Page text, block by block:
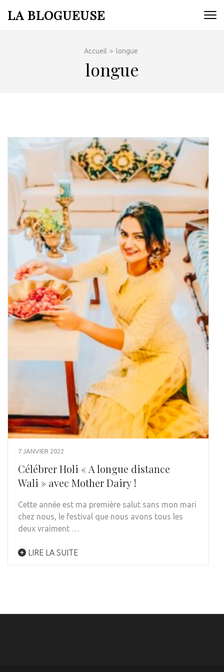
auLA BLOGUEUSE
Accueil > longue
longue
7 JANVIER 2022
Célébrer Holi « A longue distance
Wali » avec Mother Dairy !
Cette année est ma première salut sans mon mari
chez nous, le festival que nous avons tous les
deux vraiment …
LIRE LA SUITE